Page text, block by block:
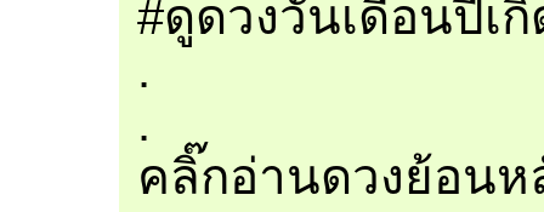
#ดูดวงวันเดือนปีเ
.
.
คลิ๊กอ่านดวงย้อนห